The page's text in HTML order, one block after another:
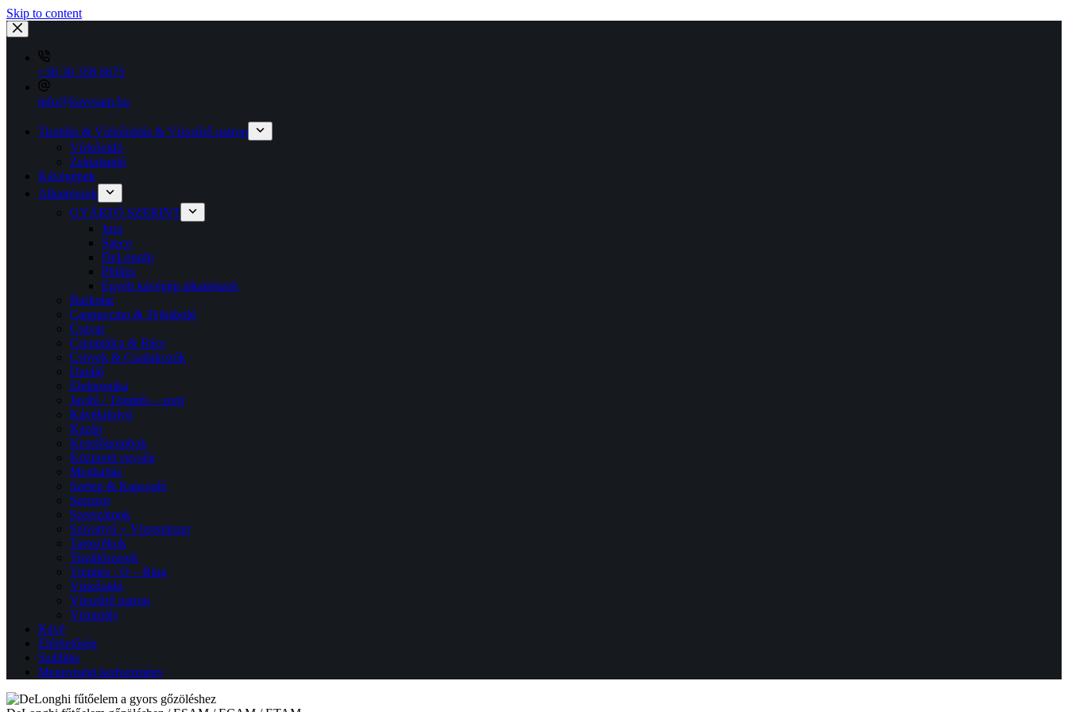
Skip to content
+36 30 358 6675
info@kavesam.hu
Tisztítás & Vízkőoldás & Vízszűrő patron
Vízkőoldó
Zsírtalanító
Kávégépek
Alkatrészek
GYÁRTÓ SZERINT
Jura
Saeco
DeLonghi
Philips
Egyéb kávégép alkatrészek
Burkolat
Cappuccino & Tejhaboló
Csavar
Csepptálca & Rács
Csövek & Csatlakozók
Daráló
Elektronika
Javító / Tömítés – szett
Kávékifolyó
Kazán
Kezelőgombok
Központi egység
Meghajtás
Szelep & Kapcsoló
Szenzor
Szerszámok
Szivattyú + Vízrendszer
Tartozékok
Tisztítószerek
Tömítés / O – Ring
Vízkőoldó
Vízszűrő patron
Víztartály
Kávé
Elérhetőség
Szállítás
Mennyiségi kedvezmény